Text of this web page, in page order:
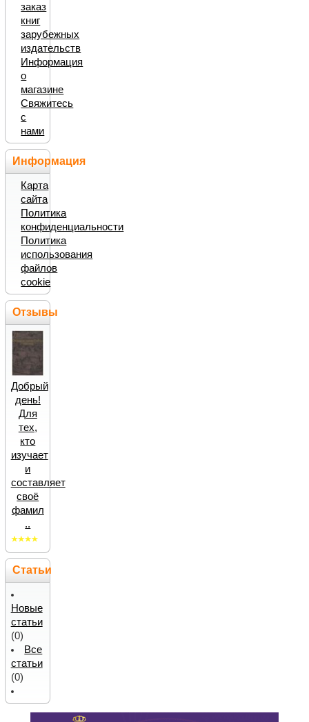
заказ
книг
зарубежных
издательств
Информация
о
магазине
Свяжитесь
с
нами
Информация
Карта
сайта
Политика
конфиденциальности
Политика
использования
файлов
cookie
Отзывы
Добрый
день!
Для
тех,
кто
изучает
и
составляет
своё
фамил
..
Статьи
Новые
статьи
(0)
Все
статьи
(0)